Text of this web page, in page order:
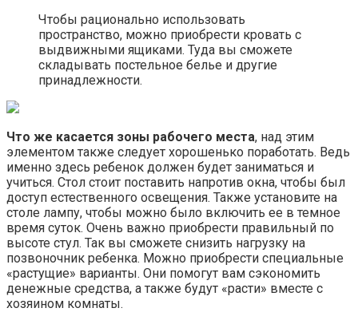
Чтобы рационально использовать
пространство, можно приобрести кровать с
выдвижными ящиками. Туда вы сможете
складывать постельное белье и другие
принадлежности.
Что же касается зоны рабочего места, над этим
элементом также следует хорошенько поработать. Ведь
именно здесь ребенок должен будет заниматься и
учиться. Стол стоит поставить напротив окна, чтобы был
доступ естественного освещения. Также установите на
столе лампу, чтобы можно было включить ее в темное
время суток. Очень важно приобрести правильный по
высоте стул. Так вы сможете снизить нагрузку на
позвоночник ребенка. Можно приобрести специальные
«растущие» варианты. Они помогут вам сэкономить
денежные средства, а также будут «расти» вместе с
хозяином комнаты.